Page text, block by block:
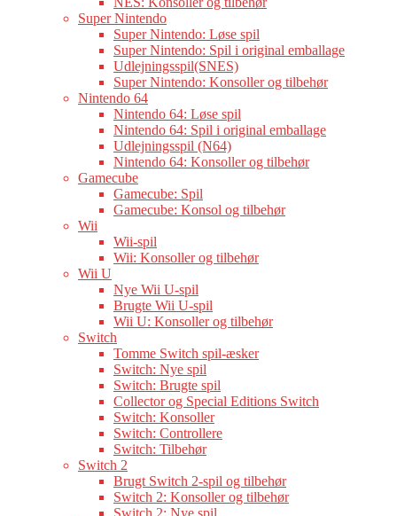
Super Nintendo
Super Nintendo: Løse spil
Super Nintendo: Spil i original emballage
Udlejningsspil(SNES)
Super Nintendo: Konsoller og tilbehør
Nintendo 64
Nintendo 64: Løse spil
Nintendo 64: Spil i original emballage
Udlejningsspil (N64)
Nintendo 64: Konsoller og tilbehør
Gamecube
Gamecube: Spil
Gamecube: Konsol og tilbehør
Wii
Wii-spil
Wii: Konsoller og tilbehør
Wii U
Nye Wii U-spil
Brugte Wii U-spil
Wii U: Konsoller og tilbehør
Switch
Tomme Switch spil-æsker
Switch: Nye spil
Switch: Brugte spil
Collector og Special Editions Switch
Switch: Konsoller
Switch: Controllere
Switch: Tilbehør
Switch 2
Brugt Switch 2-spil og tilbehør
Switch 2: Konsoller og tilbehør